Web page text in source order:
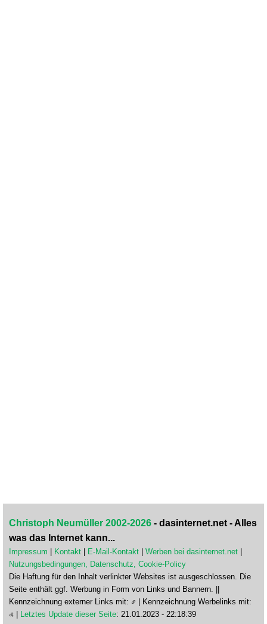
Christoph Neumüller 2002-2026 - dasinternet.net - Alles
was das Internet kann...
Impressum Kontakt E-Mail-Kontakt Werben bei dasinternet.net
Nutzungsbedingungen, Datenschutz, Cookie-Policy
Die Haftung für den Inhalt verlinkter Websites ist ausgeschlossen. Die
Seite enthält ggf. Werbung in Form von Links und Bannern. ||
Kennzeichnung externer Links mit:
| Kennzeichnung Werbelinks mit:
Letztes Update dieser Seite: 21.01.2023 - 22:18:39